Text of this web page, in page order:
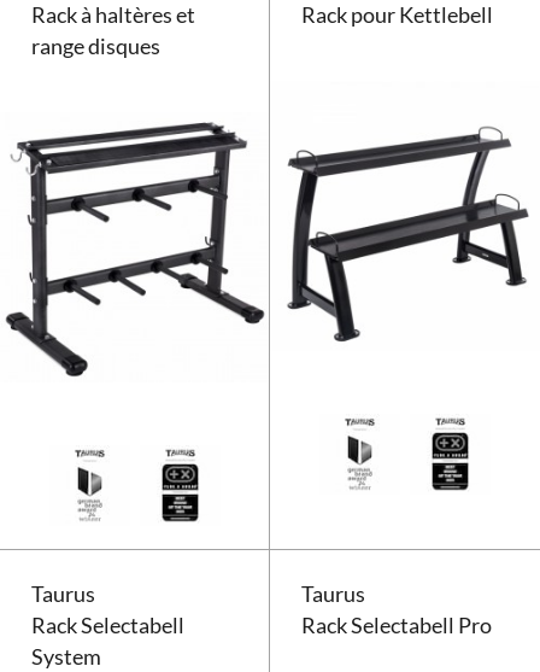
Rack à haltères et
range disques
Rack à haltères et range disques
Rack pour Kettlebell
Taurus
Rack Selectabell
System
Taurus
Rack Selectabell Pro